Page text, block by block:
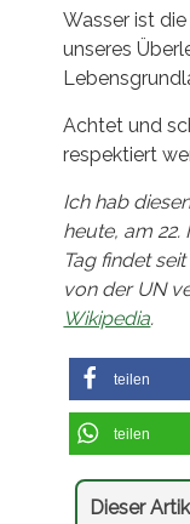
Wasser ist
unseres
Achtet und
respektiert
Ich hab
heute, am 22.
Tag findet
von der UN
Wikipedia.
teilen
teilen
Dieser